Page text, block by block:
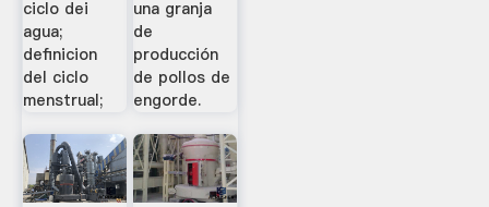
ciclo dei
agua;
definicion
del ciclo
menstrual;
una granja
de
producción
de pollos de
engorde.